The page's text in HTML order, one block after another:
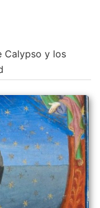
Calypso y los